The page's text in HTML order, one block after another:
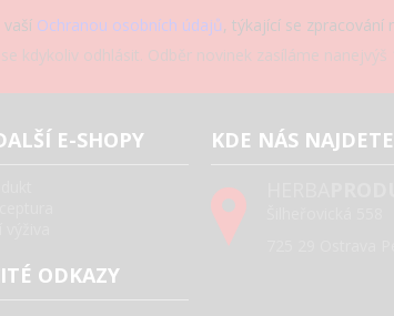
vaší Ochranou osobních údajů, týkající se zpracování
kdykoliv odhlásit. Odběr novinek zasíláme nanejvýš
E-SHOPY
ODKAZY
KDE NÁS NAJDETE